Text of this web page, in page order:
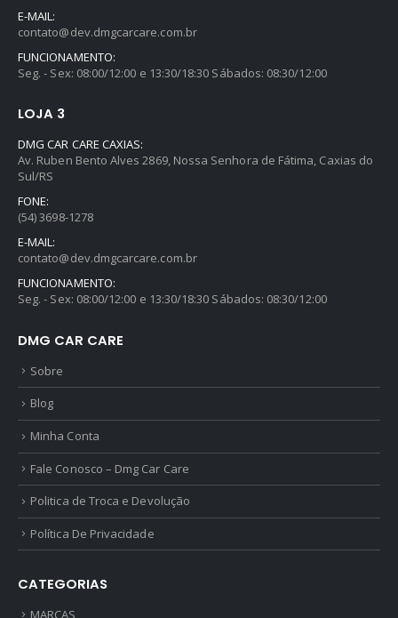
E-MAIL:
contato@dev.dmgcarcare.com.br
FUNCIONAMENTO:
Seg. - Sex: 08:00/12:00 e 13:30/18:30 Sábados: 08:30/12:00
LOJA 3
DMG CAR CARE CAXIAS:
Av. Ruben Bento Alves 2869, Nossa Senhora de Fátima, Caxias do
Sul/RS
FONE:
(54) 3698-1278
E-MAIL:
contato@dev.dmgcarcare.com.br
FUNCIONAMENTO:
Seg. - Sex: 08:00/12:00 e 13:30/18:30 Sábados: 08:30/12:00
DMG CAR CARE
Sobre
Blog
Minha Conta
Fale Conosco – Dmg Car Care
Politica de Troca e Devolução
Política De Privacidade
CATEGORIAS
MARCAS